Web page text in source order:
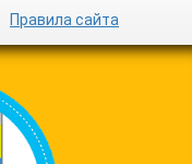
Правила сайта